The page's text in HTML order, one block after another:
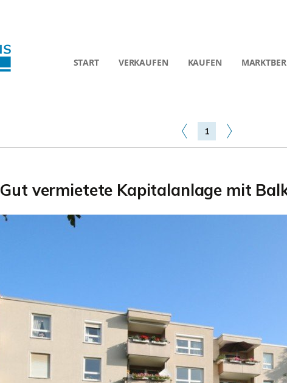
START VERKAUFEN KAUFEN
1
Gut vermietete Kapitalanlage mit